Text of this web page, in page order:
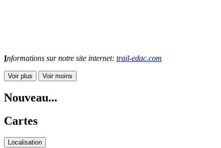
Informations sur notre site internet: trail-edac.com
Voir plus Voir moins
Nouveau...
Cartes
Localisation